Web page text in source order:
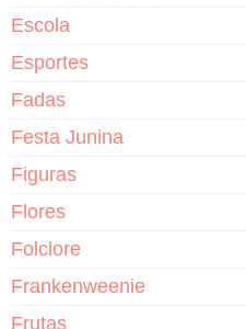
Escola
Esportes
Fadas
Festa Junina
Figuras
Flores
Folclore
Frankenweenie
Frutas